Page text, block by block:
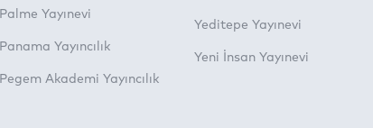
Palme Yayınevi
Panama Yayıncılık
Pegem Akademi Yayıncılık
Yeditepe Yayınevi
Yeni İnsan Yayınevi